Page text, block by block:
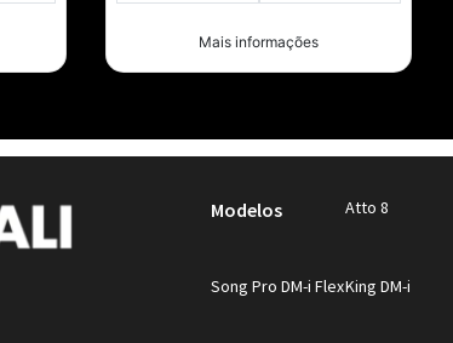
Mais informações
Modelos
Song Pro DM-i Flex
Atto 8
King DM-i